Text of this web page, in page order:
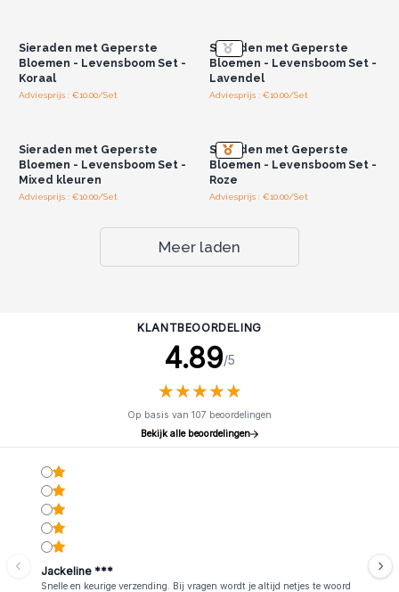
Sieraden met Geperste
Bloemen - Levensboom Set -
Koraal
Adviesprijs : €10.00/Set
Sieraden met Geperste
Bloemen - Levensboom Set -
Lavendel
Adviesprijs : €10.00/Set
Sieraden met Geperste
Bloemen - Levensboom Set -
Mixed kleuren
Adviesprijs : €10.00/Set
Sieraden met Geperste
Bloemen - Levensboom Set -
Roze
Adviesprijs : €10.00/Set
Meer laden
KLANTBEOORDELING
4.89/5
★★★★★
★★★★★
Op basis van 107 beoordelingen
Bekijk alle beoordelingen
Jackeline ***
Snelle en keurige verzending. Bij vragen wordt je altijd netjes te woord